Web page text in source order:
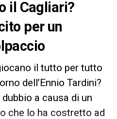
il Cagliari?
per un
il tutto per tutto
dell’Ennio Tardini?
dubbio a causa di un
che lo ha costretto ad